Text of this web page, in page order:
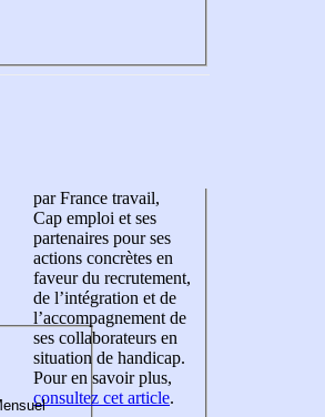
par France travail,
Cap emploi et ses
partenaires pour ses
actions concrètes en
faveur du recrutement,
de l’intégration et de
l’accompagnement de
ses collaborateurs en
situation de handicap.
Pour en savoir plus,
consultez cet article.